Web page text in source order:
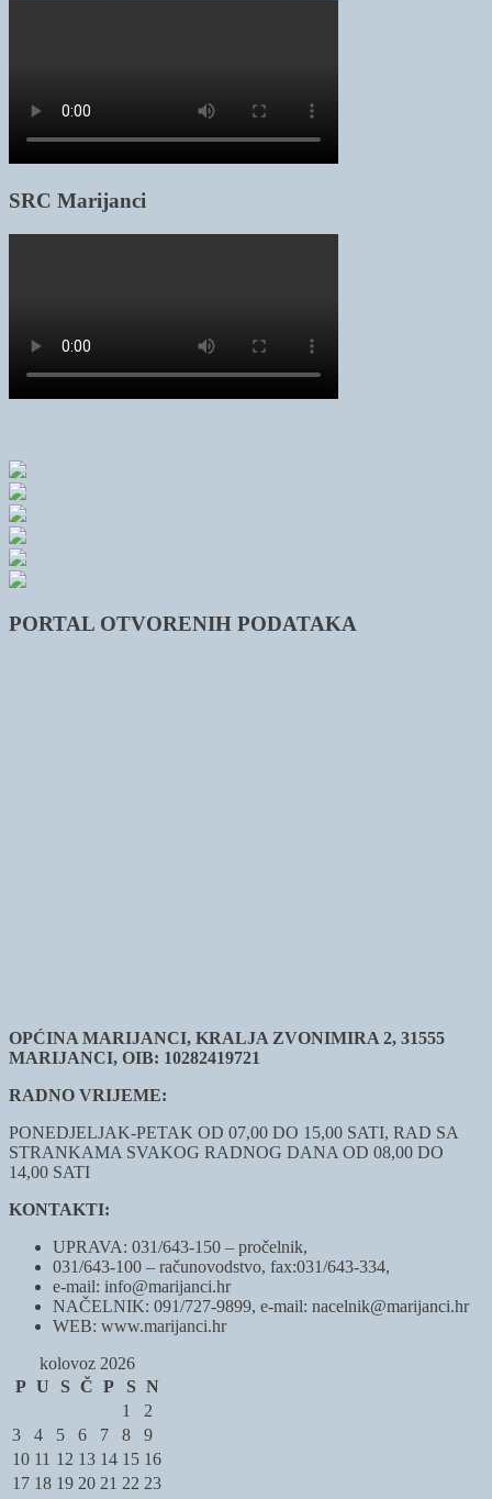
SRC Marijanci
PORTAL OTVORENIH PODATAKA
OPĆINA MARIJANCI, KRALJA ZVONIMIRA 2, 31555
MARIJANCI, OIB: 10282419721
RADNO VRIJEME:
PONEDJELJAK-PETAK OD 07,00 DO 15,00 SATI, RAD SA
STRANKAMA SVAKOG RADNOG DANA OD 08,00 DO
14,00 SATI
KONTAKTI:
UPRAVA: 031/643-150 – pročelnik,
031/643-100 – računovodstvo, fax:031/643-334,
e-mail: info@marijanci.hr
NAČELNIK: 091/727-9899, e-mail: nacelnik@marijanci.hr
WEB: www.marijanci.hr
kolovoz 2026
P U S Č P S N
1
2
3
4 5 6 7 8
9
10 11 12 13 14 15 16
17 18 19 20 21 22 23